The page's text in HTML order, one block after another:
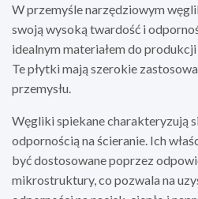
W przemyśle narzędziowym
swoją wysoką twardość i
idealnym materiałem do
Te płytki mają szerokie
przemysłu.
Węgliki spiekane charakteryzują
odpornością na ścieranie. Ich
być dostosowane poprzez
mikrostruktury, co pozwala na